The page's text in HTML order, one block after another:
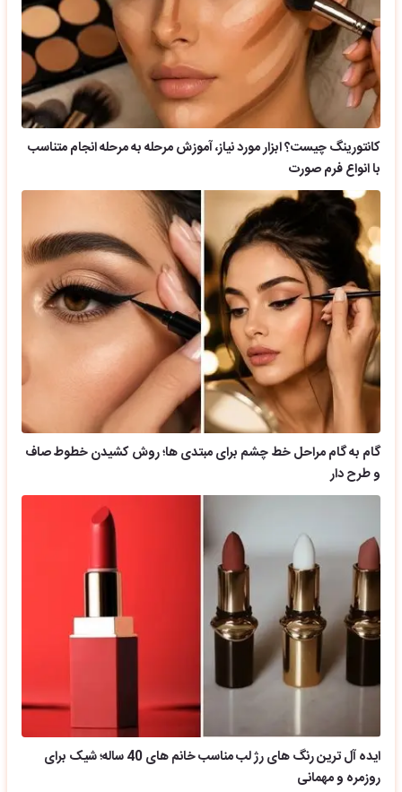
کانتورینگ چیست؟ ابزار مورد نیاز، آموزش مرحله به مرحله انجام متناسب
با انواع فرم صورت
گام به گام مراحل خط چشم برای مبتدی ها؛ روش کشیدن خطوط صاف
و طرح دار
ایده آل ترین رنگ های رژ لب مناسب خانم های 40 ساله؛ شیک برای
روزمره و مهمانی